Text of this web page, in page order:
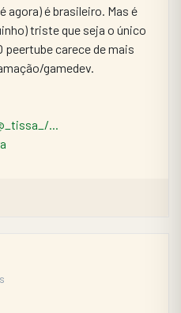
agora) é brasileiro. Mas é
triste que seja o único
peertube carece de mais
...